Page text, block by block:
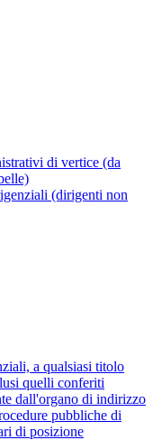
di vertice (da
(dirigenti non
a qualsiasi titolo
quelli conferiti
dall'organo di indirizzo
pubbliche di
di posizione